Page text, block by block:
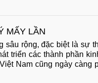
MẤY LẦN
sâu rộng, đặc biệt là sự
triển các thành phần
Nam cũng ngày càng